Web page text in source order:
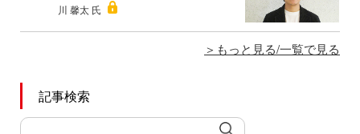
川 馨太 氏
もっと見る/一覧で見る
記事検索